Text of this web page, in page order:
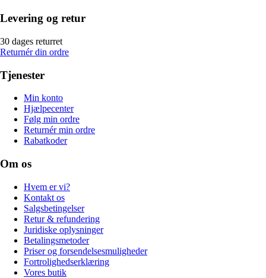
Levering og retur
30 dages returret
Returnér din ordre
Tjenester
Min konto
Hjælpecenter
Følg min ordre
Returnér min ordre
Rabatkoder
Om os
Hvem er vi?
Kontakt os
Salgsbetingelser
Retur & refundering
Juridiske oplysninger
Betalingsmetoder
Priser og forsendelsesmuligheder
Fortrolighedserklæring
Vores butik